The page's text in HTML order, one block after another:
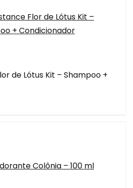
de Lótus Kit – Shampoo +